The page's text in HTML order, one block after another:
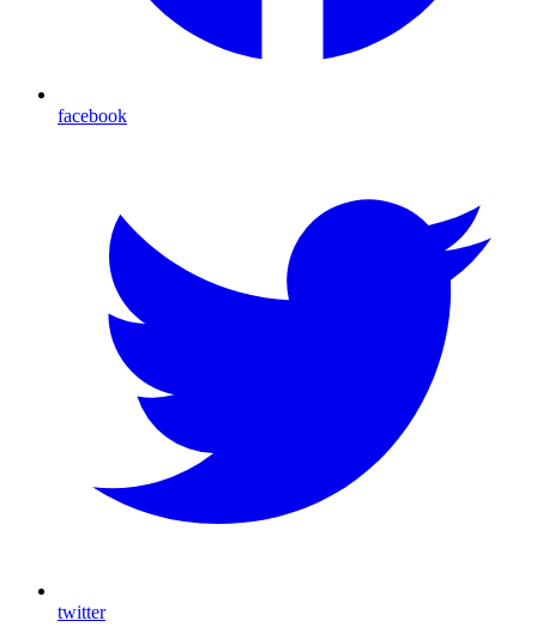
facebook
twitter